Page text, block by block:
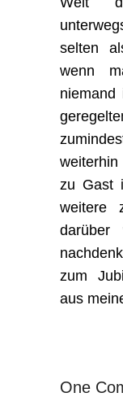
selten
wenn
niemand
zu Gast
weitere
zum
aus
One